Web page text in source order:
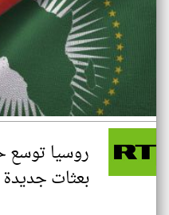
روسيا توسع
بعثات جديدة في 4 دول